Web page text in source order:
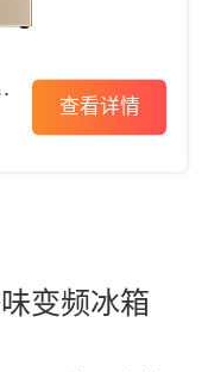
查看详情
变频冰箱